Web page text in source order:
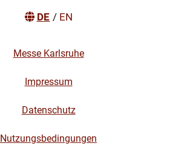
DE / EN
Messe Karlsruhe
Impressum
Datenschutz
Nutzungsbedingungen